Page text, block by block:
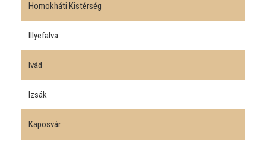
Homokháti Kistérség
Illyefalva
Ivád
Izsák
Kaposvár